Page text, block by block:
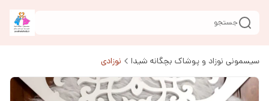
جستجو
سیسمونی نوزاد و پوشاک بچگانه شیدا نوزادی